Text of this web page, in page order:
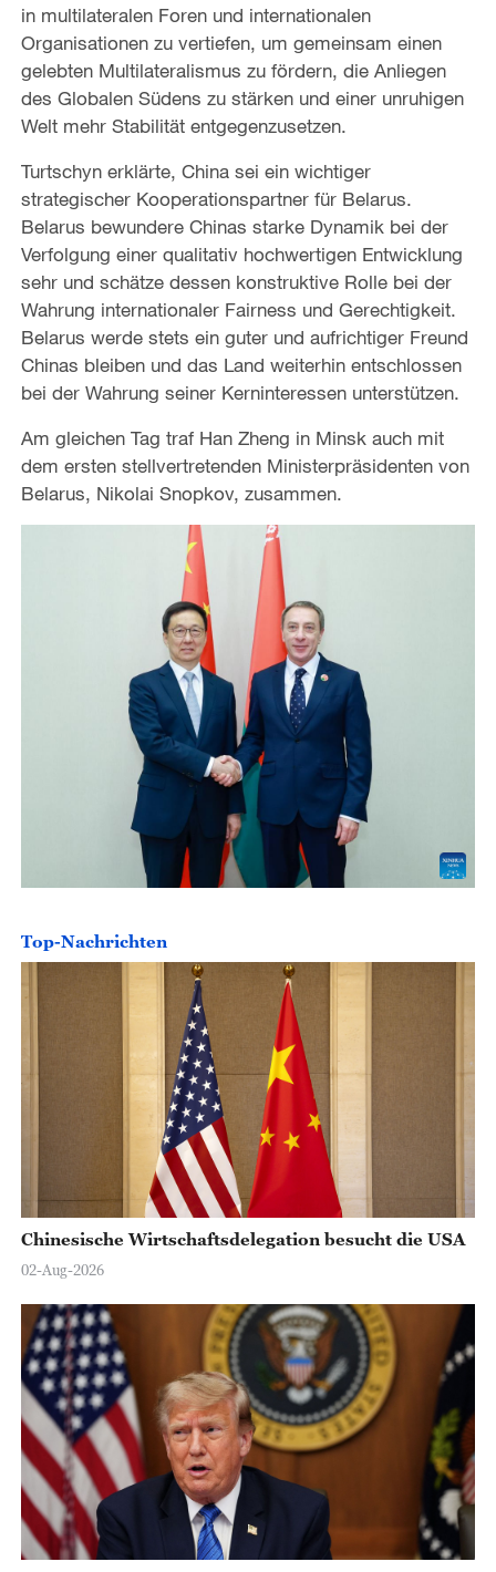
in multilateralen Foren und internationalen
Organisationen zu vertiefen, um gemeinsam einen
gelebten Multilateralismus zu fördern, die Anliegen
des Globalen Südens zu stärken und einer unruhigen
Welt mehr Stabilität entgegenzusetzen.
Turtschyn erklärte, China sei ein wichtiger
strategischer Kooperationspartner für Belarus.
Belarus bewundere Chinas starke Dynamik bei der
Verfolgung einer qualitativ hochwertigen Entwicklung
sehr und schätze dessen konstruktive Rolle bei der
Wahrung internationaler Fairness und Gerechtigkeit.
Belarus werde stets ein guter und aufrichtiger Freund
Chinas bleiben und das Land weiterhin entschlossen
bei der Wahrung seiner Kerninteressen unterstützen.
Am gleichen Tag traf Han Zheng in Minsk auch mit
dem ersten stellvertretenden Ministerpräsidenten von
Belarus, Nikolai Snopkov, zusammen.
Top-Nachrichten
Chinesische Wirtschaftsdelegation besucht die USA
02-Aug-2026